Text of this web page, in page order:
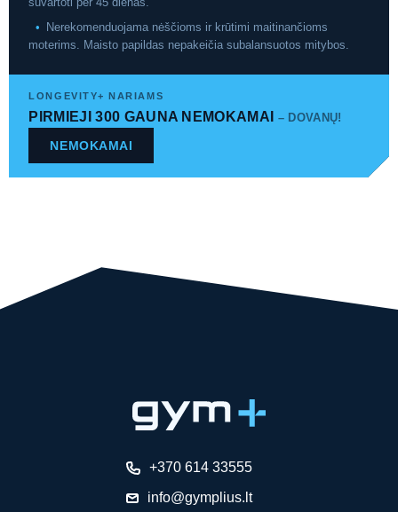
suvartoti per 45 dienas.
•
Nerekomenduojama nėščioms ir krūtimi maitinančioms
moterims. Maisto papildas nepakeičia subalansuotos mitybos.
LONGEVITY+ NARIAMS
PIRMIEJI 300 GAUNA NEMOKAMAI – DOVANŲ!
NEMOKAMAI
+370 614 33555
info@gymplius.lt